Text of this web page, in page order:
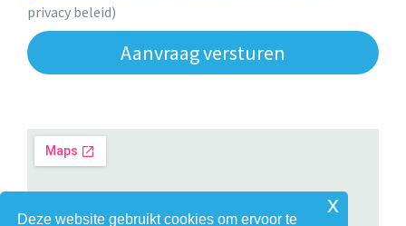
privacy beleid)
Aanvraag versturen
Deze website gebruikt cookies om ervoor te
x